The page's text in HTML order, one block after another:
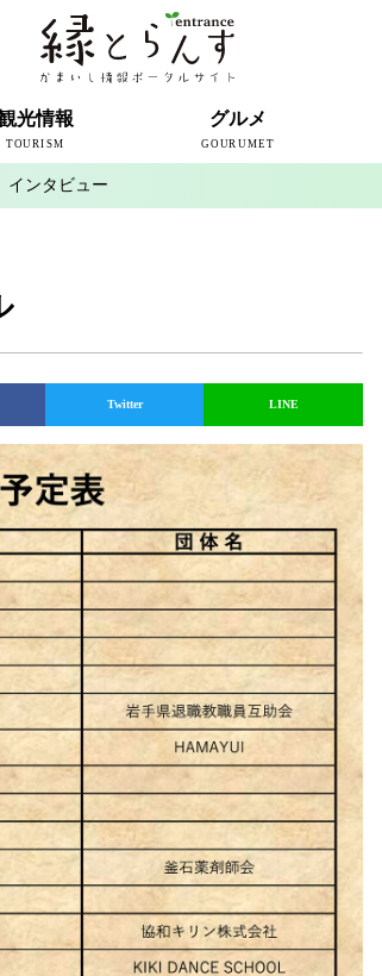
光情報
TOURISM
祥の地
ト
流センター
ス
・トモス
イド
グルメ
GOURUMET
インタビュー
Twitter LINE